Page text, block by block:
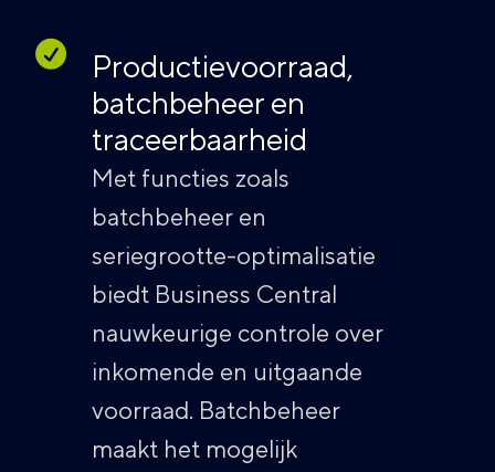
Productievoorraad,
batchbeheer en
traceerbaarheid
Met functies zoals
batchbeheer en
seriegrootte-optimalisatie
biedt Business Central
nauwkeurige controle over
inkomende en uitgaande
voorraad. Batchbeheer
maakt het mogelijk